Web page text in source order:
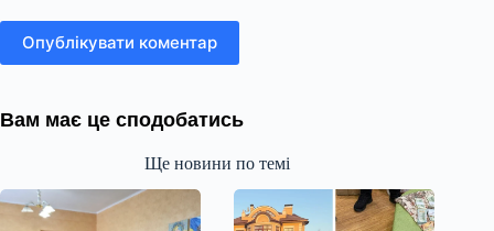
Опублікувати коментар
Вам має це сподобатись
Ще новини по темі